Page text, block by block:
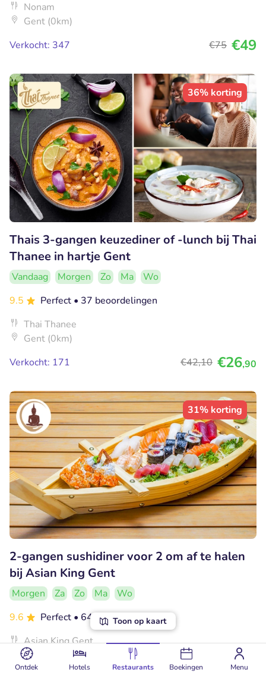
Ontdek Hotels Restaurants Boekingen Menu
Toon op kaart
Nonam
Gent (0km)
Verkocht: 347
€75 €49
36% korting
Thais 3-gangen keuzediner of -lunch bij Thai
Thanee in hartje Gent
Vandaag Morgen Zo Ma
Wo
9.5
Perfect • 37 beoordelingen
Thai Thanee
Gent (0km)
Verkocht: 171
€42,10 €26,90
31% korting
2-gangen sushidiner voor 2 om af te halen
bij Asian King Gent
Morgen Za Zo Ma
Wo
9.6
Perfect • 646 beoordelingen
Asian King Gent
Gent (0km)